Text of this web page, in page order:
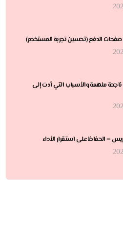
الدفع (تحسين تجربة المستخدم)
ملهمة والأسباب التي أدت إلى
= الحفاظ على استقرار الأداء